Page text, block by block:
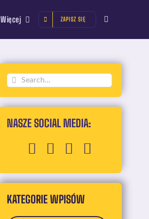
Więcej ZAPISZ SIĘ
Szukaj
NASZE SOCIAL MEDIA:
KATEGORIE WPISÓW